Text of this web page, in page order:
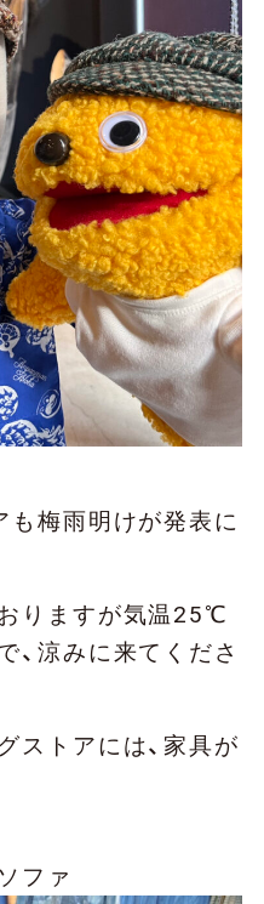
も梅雨明けが発表に
りますが気温25℃
、涼みに来てくださ
ストアには、家具が
ファ